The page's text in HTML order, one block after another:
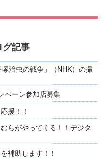
グ記事
治虫の戦争」（NHK）の撮
ペーン参加店募集
援！！
らがやってくる！！デジタ
補助します！！